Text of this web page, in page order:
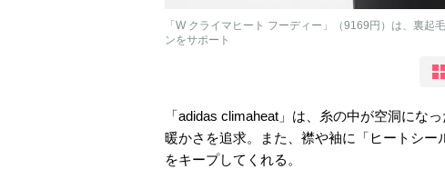
「W クライマヒート フーディー」（9169円）は、裏
ンをサポート
「adidas climaheat」は、糸の中が空洞にな
暖かさを追求。また、襟や袖に「ヒートシ
をキープしてくれる。